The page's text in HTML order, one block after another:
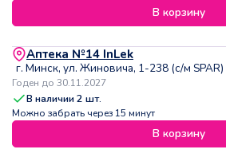
В корзину
Аптека №14 InLek
г. Минск, ул. Жиновича, 1-238 (с/м SPAR)
Годен до 30.11.2027
В наличии2 шт.
Можно забрать через 15 минут
В корзину